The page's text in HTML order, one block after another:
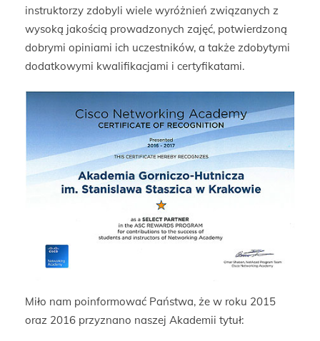
instruktorzy zdobyli wiele wyróżnień związanych z
wysoką jakością prowadzonych zajęć, potwierdzoną
dobrymi opiniami ich uczestników, a także zdobytymi
dodatkowymi kwalifikacjami i certyfikatami.
Miło nam poinformować Państwa, że w roku 2015
oraz 2016 przyznano naszej Akademii tytuł: